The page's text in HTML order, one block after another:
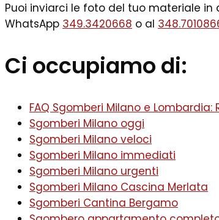
Puoi inviarci le foto del tuo materiale
WhatsApp 349.3420668 o al
Ci occupiamo di:
FAQ Sgomberi Milano e
Sgomberi Milano oggi
Sgomberi Milano veloci
Sgomberi Milano immediati
Sgomberi Milano urgenti
Sgomberi Milano Cascina Merlata
Sgomberi Cantina Bergamo